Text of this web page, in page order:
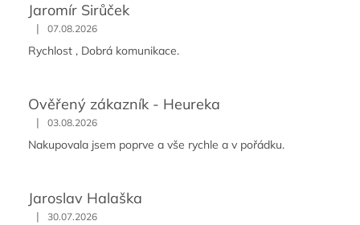
Jaromír Sirůček
| 07.08.2026
Rychlost , Dobrá komunikace.
Ověřený zákazník - Heureka
| 03.08.2026
Nakupovala jsem poprve a vše rychle a v pořádku.
Jaroslav Halaška
| 30.07.2026